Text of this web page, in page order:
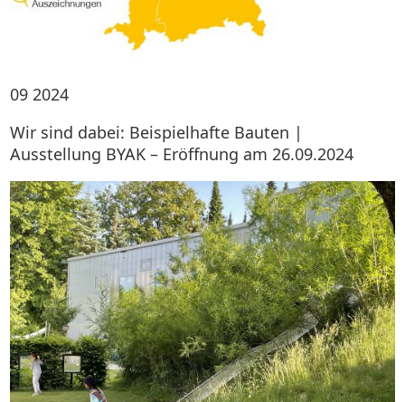
09 2024
Wir sind dabei: Beispielhafte Bauten |
Ausstellung BYAK – Eröffnung am 26.09.2024